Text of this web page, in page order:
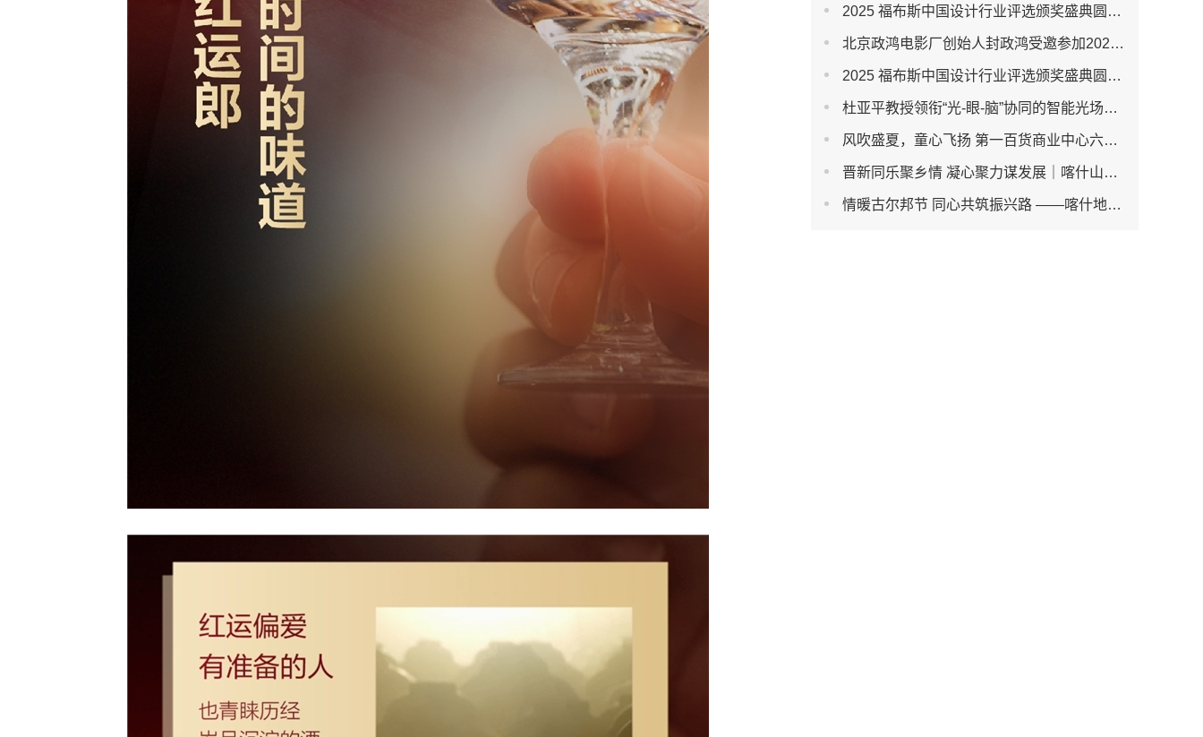
2025 福布斯中国设计行业评选颁奖盛典圆满举行
北京政鸿电影厂创始人封政鸿受邀参加2026年度抹茶产业大会
2025 福布斯中国设计行业评选颁奖盛典圆满举行
杜亚平教授领衔“光-眼-脑”协同的智能光场视觉健康系统研发及产业化项目正式启动
风吹盛夏，童心飞扬 第一百货商业中心六六活动精彩来袭
晋新同乐聚乡情 凝心聚力谋发展｜喀什山西商会开展嘉年华团建活动
情暖古尔邦节 同心共筑振兴路 ——喀什地区电器行业协会慰问驻村工作队